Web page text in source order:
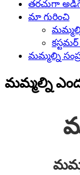
తరచుగా అడిగే
మా గురించి
కస్టమర్
మమ్మల్ని
మమ్మల్ని